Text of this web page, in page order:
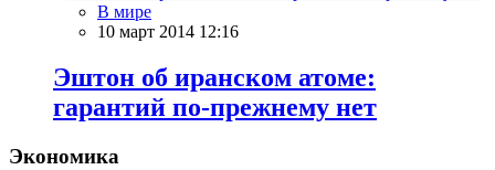
В мире
10 март 2014 12:16
Эштон об иранском атоме:
гарантий по-прежнему нет
Экономика